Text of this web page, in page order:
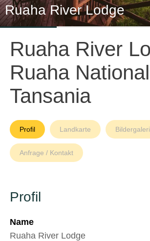
Ruaha River Lodge
Ruaha River
Ruaha
Tansania
Profil Landkarte
Anfrage / Kontakt
Profil
Name
Ruaha River Lodge